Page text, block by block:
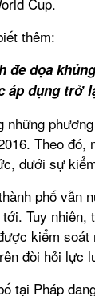
thêm:
đe dọa
áp dụng trở
những
Theo
dưới sự
phố vẫn
Tuy
kiểm soát
đòi hỏi lực
tại Pháp